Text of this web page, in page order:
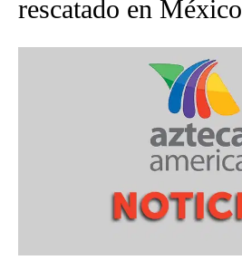
rescatado en México